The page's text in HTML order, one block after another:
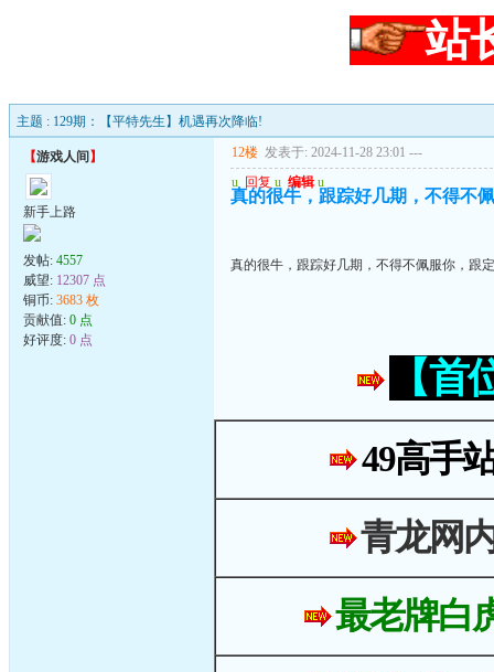
站
主题 : 129期：【平特先生】机遇再次降临!
【游戏人间 】
新手上路
发帖: 4557
威望: 12307 点
铜币: 3683 枚
贡献值: 0 点
好评度: 0 点
12楼 发表于: 2024-11-28 23:01 ---
u 回复 u 编辑 u
真的很牛，跟踪好几期，不得不
真的很牛，跟踪好几期，不得不佩服你，跟
【
49高手
青龙网
最老牌白